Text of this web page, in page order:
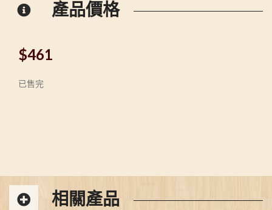
產品價格
$461
已售完
相關產品